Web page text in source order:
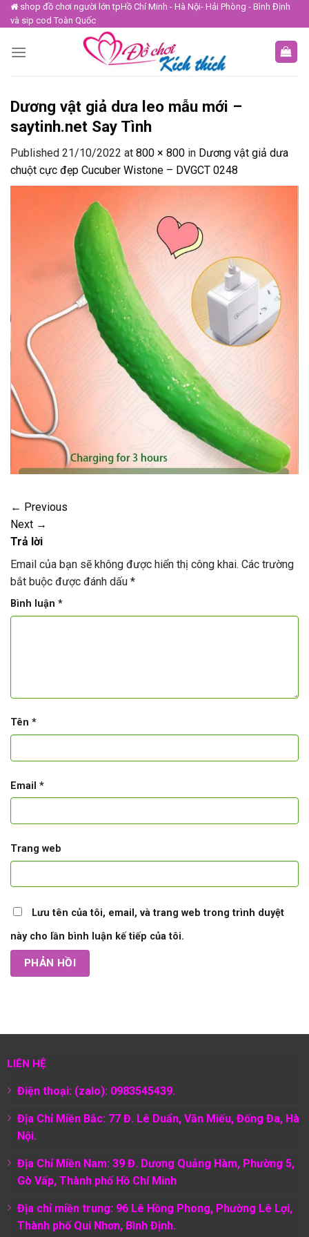
Skip
to
shop đồ chơi người lớn tpHồ Chí Minh - Hà Nội- Hải Phòng - Bình Định
và sip cod Toàn Quốc
Dương vật giả dưa leo mẫu mới –
saytinh.net Say Tình
Published 21/10/2022 at 800 × 800 in Dương vật giả dưa
chuột cực đẹp Cucuber Wistone – DVGCT 0248
← Previous
Next →
Trả lời
Email của bạn sẽ không được hiển thị công khai. Các trường
bắt buộc được đánh dấu *
Bình luận *
Tên *
Email *
Trang web
Lưu tên của tôi, email, và trang web trong trình duyệt
này cho lần bình luận kế tiếp của tôi.
LIÊN HỆ
Điện thoại: (zalo): 0983545439.
Địa Chỉ Miền Bắc: 77 Đ. Lê Duẩn, Văn Miếu, Đống Đa, Hà
Nội.
Địa Chỉ Miền Nam: 39 Đ. Dương Quảng Hàm, Phường 5,
Gò Vấp, Thành phố Hồ Chí Minh
Địa chỉ miền trung: 96 Lê Hồng Phong, Phường Lê Lợi,
Thành phố Qui Nhơn, Bình Định.